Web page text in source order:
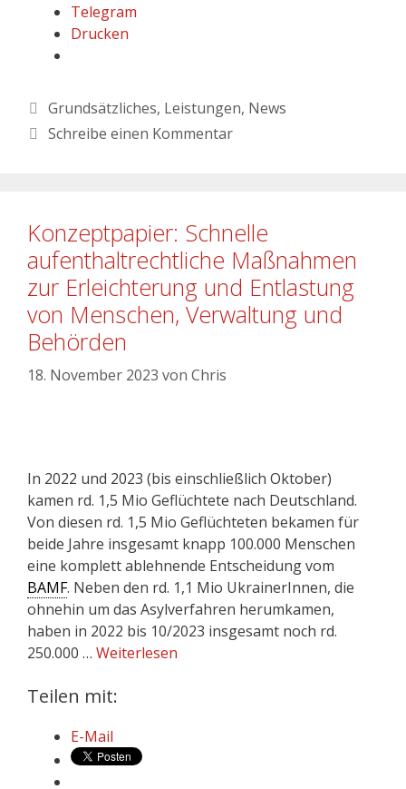
Telegram
Drucken
Grundsätzliches, Leistungen, News
Schreibe einen Kommentar
Konzeptpapier: Schnelle
aufenthaltrechtliche Maßnahmen
zur Erleichterung und Entlastung
von Menschen, Verwaltung und
Behörden
18. November 2023 von Chris
In 2022 und 2023 (bis einschließlich Oktober)
kamen rd. 1,5 Mio Geflüchtete nach Deutschland.
Von diesen rd. 1,5 Mio Geflüchteten bekamen für
beide Jahre insgesamt knapp 100.000 Menschen
eine komplett ablehnende Entscheidung vom
BAMF. Neben den rd. 1,1 Mio UkrainerInnen, die
ohnehin um das Asylverfahren herumkamen,
haben in 2022 bis 10/2023 insgesamt noch rd.
250.000 … Weiterlesen
Teilen mit:
E-Mail